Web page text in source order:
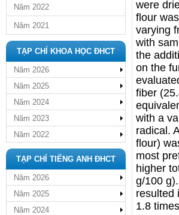
Năm 2022
Năm 2021
TẠP CHÍ KHOA HỌC ĐHCT
Năm 2026
Năm 2025
Năm 2024
Năm 2023
Năm 2022
TẠP CHÍ TIẾNG ANH ĐHCT
Năm 2026
Năm 2025
Năm 2024
were
flour
varying
with
the
on the
fiber
with a
radical.
flour)
most
higher
g/100
resulted
1.8